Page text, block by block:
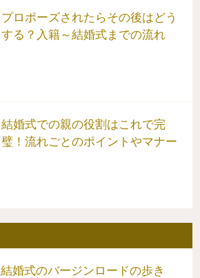
プロポーズされたらその後はどう
する？入籍～結婚式までの流れ
結婚式での親の役割はこれで完
璧！流れごとのポイントやマナー
結婚式のバージンロードの歩き